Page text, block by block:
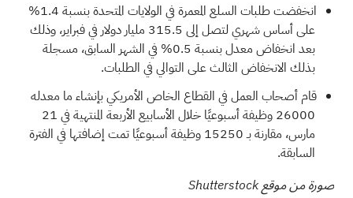
انخفضت طلبات السلع المعمرة في الولايات المتحدة بنسبة 1.4%
على أساس شهري لتصل إلى 315.5 مليار دولار في فبراير، وذلك
بعد انخفاض معدل بنسبة 0.5% في الشهر السابق، مسجلة
بذلك الانخفاض الثالث على التوالي في الطلبات.
قام أصحاب العمل في القطاع الخاص الأمريكي بإنشاء ما معدله
26000 وظيفة أسبوعيًا خلال الأسابيع الأربعة المنتهية في 21
مارس، مقارنة بـ 15250 وظيفة أسبوعيًا تمت إضافتها في الفترة
السابقة.
صورة من موقع Shutterstock